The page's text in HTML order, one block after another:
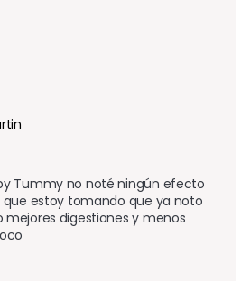
Tummy no noté ningún efecto
que estoy tomando que ya noto
digestiones y menos